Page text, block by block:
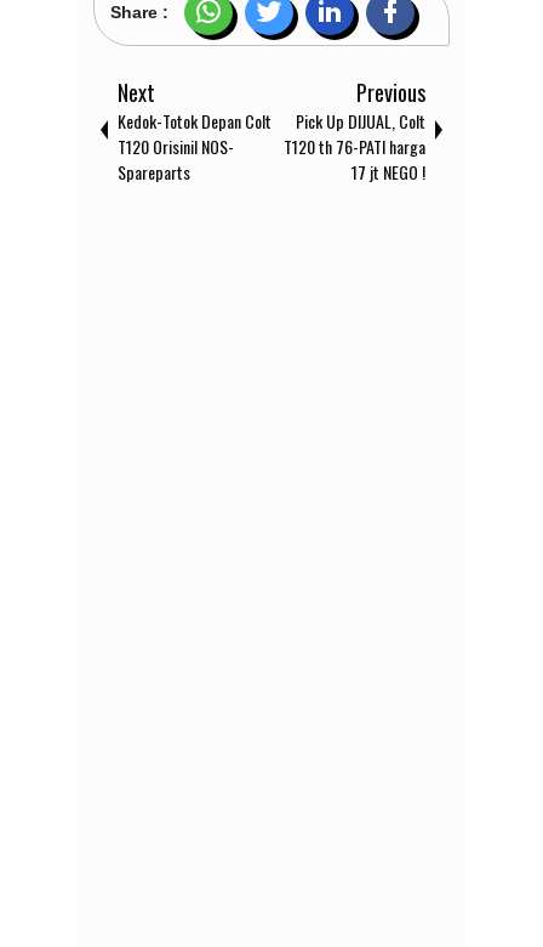
Share :
Next
Kedok-Totok Depan Colt
T120 Orisinil NOS-
Spareparts
Previous
Pick Up DIJUAL, Colt
T120 th 76-PATI harga
17 jt NEGO !